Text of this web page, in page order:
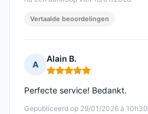
Vertaalde beoordelingen
A
Alain B.
Opmerking: 5 van 5
Gepubliceerd op 29/01/2026 à 10h30
Perfecte service! Bedankt.